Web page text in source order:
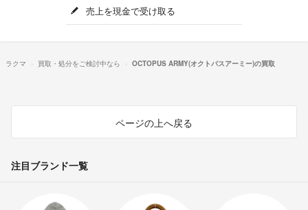
売上を現金で受け取る
ラクマ 買取・処分をご検討中なら OCTOPUS ARMY(オクトパスアーミー)の買取
ページの上へ戻る
注目ブランド一覧